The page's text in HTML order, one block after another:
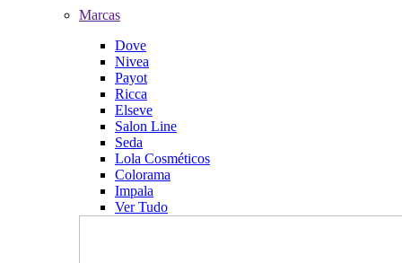
Marcas
Dove
Nivea
Payot
Ricca
Elseve
Salon Line
Seda
Lola Cosméticos
Colorama
Impala
Ver Tudo